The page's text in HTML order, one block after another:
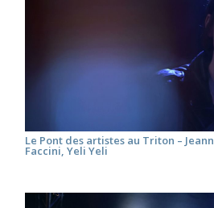
Le Pont des artistes au Triton –
Faccini, Yeli Yeli